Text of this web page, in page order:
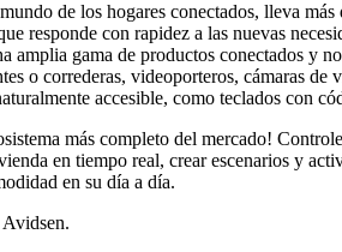
de los hogares conectados, lleva
responde con rapidez a las nuevas
amplia gama de productos conectados y
o correderas, videoporteros, cámaras
accesible, como teclados con
más completo del mercado!
en tiempo real, crear escenarios y
en su día a día.